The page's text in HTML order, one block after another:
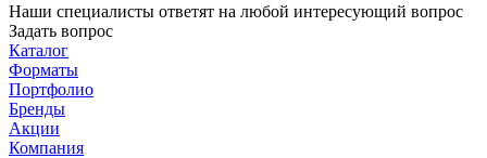
Наши специалисты ответят на любой интересующий вопрос
Задать вопрос
Каталог
Форматы
Портфолио
Бренды
Акции
Компания